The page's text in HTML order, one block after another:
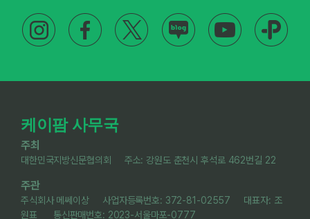
케이팜 사무국
주최
대한민국지방신문협의회 주소: 강원도 춘천시 후석로 462번길 22
주관
주식회사 메쎄이상 사업자등록번호: 372-81-02557 대표자: 조
원표 통신판매번호: 2023-서울마포-0777